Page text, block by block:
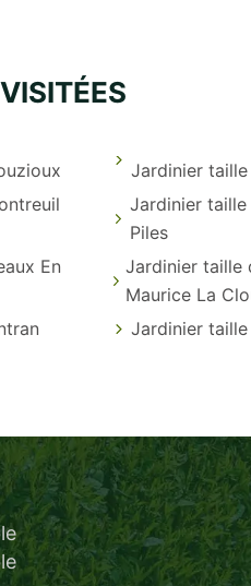
En
Jardinier
Jardinier
Piles
Jardinier taille
Maurice La
Jardinier